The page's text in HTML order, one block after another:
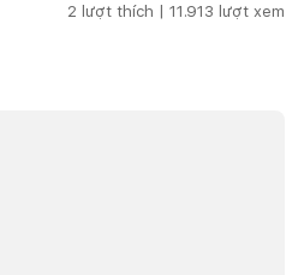
2 lượt thích | 11.913 lượt xem